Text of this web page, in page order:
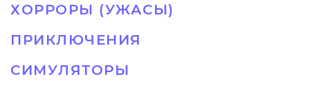
ХОРРОРЫ (УЖАСЫ)
ПРИКЛЮЧЕНИЯ
СИМУЛЯТОРЫ